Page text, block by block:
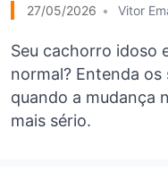
27/05/2026 Vitor
Seu cachorro idoso
normal? Entenda os
quando a mudança
mais sério.